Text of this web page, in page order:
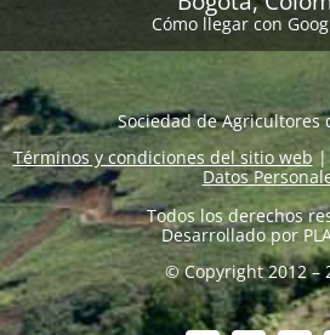
Cómo llegar con
Sociedad de Agricultores
Términos y condiciones del sitio web
Datos
Todos los derechos
Desarrollado por
© Copyright 2012